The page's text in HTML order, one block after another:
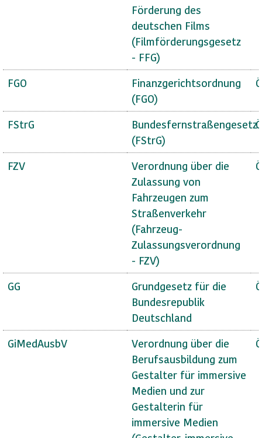
Förderung des
deutschen Films
(Filmförderungsgesetz
- FFG)
FGO
Finanzgerichtsordnung
(FGO)
FStrG
Bundesfernstraßengesetz
(FStrG)
FZV
Verordnung über die
Zulassung von
Fahrzeugen zum
Straßenverkehr
(Fahrzeug-
Zulassungsverordnung
- FZV)
GG
Grundgesetz für die
Bundesrepublik
Deutschland
GiMedAusbV
Verordnung über die
Berufsausbildung zum
Gestalter für immersive
Medien und zur
Gestalterin für
immersive Medien